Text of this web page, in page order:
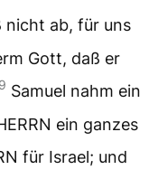
nicht ab, für uns
Gott, daß er
9 Samuel nahm ein
ein ganzes
für Israel; und